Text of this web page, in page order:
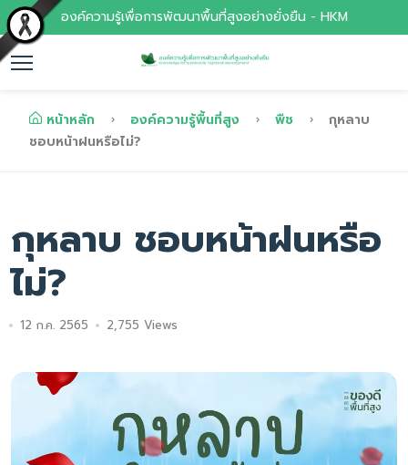
องค์ความรู้เพื่อการพัฒนาพื้นที่สูงอย่างยั่งยืน - HKM
หน้าหลัก องค์ความรู้พื้นที่สูง พืช
กุหลาบ
ชอบหน้าฝนหรือไม่?
กุหลาบ ชอบหน้าฝนหรือ
ไม่?
12 ก.ค. 2565 2,755 Views